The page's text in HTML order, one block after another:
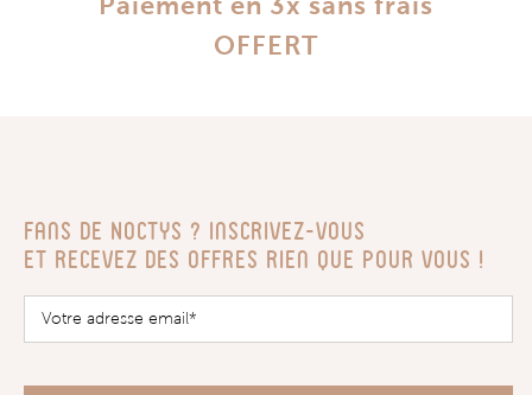
OFFERT
Fans de Noctys ? Inscrivez-vous
Et recevez des offres rien que pour vous !